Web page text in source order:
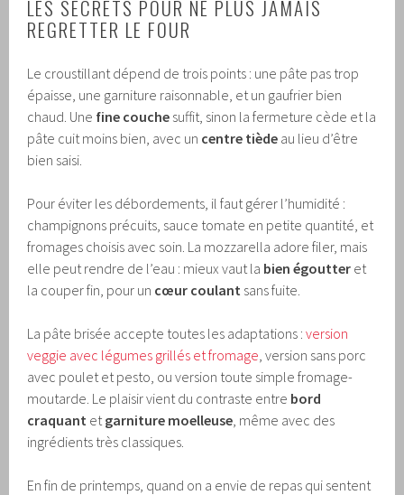
LES SECRETS POUR NE PLUS JAMAIS
REGRETTER LE FOUR
Le croustillant dépend de trois points : une pâte pas trop
épaisse, une garniture raisonnable, et un gaufrier bien
chaud. Une fine couche suffit, sinon la fermeture cède et la
pâte cuit moins bien, avec un centre tiède au lieu d’être
bien saisi.
Pour éviter les débordements, il faut gérer l’humidité :
champignons précuits, sauce tomate en petite quantité, et
fromages choisis avec soin. La mozzarella adore filer, mais
elle peut rendre de l’eau : mieux vaut la bien égoutter et
la couper fin, pour un cœur coulant sans fuite.
La pâte brisée accepte toutes les adaptations :version
veggie avec légumes grillés et fromage , version sans porc
avec poulet et pesto, ou version toute simple fromage-
moutarde. Le plaisir vient du contraste entre bord
craquant et garniture moelleuse , même avec des
ingrédients très classiques.
En fin de printemps, quand on a envie de repas qui sentent